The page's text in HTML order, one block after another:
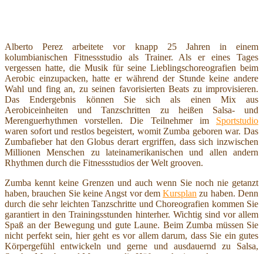
Alberto Perez arbeitete vor knapp 25 Jahren in einem
kolumbianischen Fitnessstudio als Trainer. Als er eines Tages
vergessen hatte, die Musik für seine Lieblingschoreografien beim
Aerobic einzupacken, hatte er während der Stunde keine andere
Wahl und fing an, zu seinen favorisierten Beats zu improvisieren.
Das Endergebnis können Sie sich als einen Mix aus
Aerobiceinheiten und Tanzschritten zu heißen Salsa- und
Merenguerhythmen vorstellen. Die Teilnehmer im Sportstudio
waren sofort und restlos begeistert, womit Zumba geboren war. Das
Zumbafieber hat den Globus derart ergriffen, dass sich inzwischen
Millionen Menschen zu lateinamerikanischen und allen andern
Rhythmen durch die Fitnessstudios der Welt grooven.
Zumba kennt keine Grenzen und auch wenn Sie noch nie getanzt
haben, brauchen Sie keine Angst vor demKursplan zu haben. Denn
durch die sehr leichten Tanzschritte und Choreografien kommen Sie
garantiert in den Trainingsstunden hinterher. Wichtig sind vor allem
Spaß an der Bewegung und gute Laune. Beim Zumba müssen Sie
nicht perfekt sein, hier geht es vor allem darum, dass Sie ein gutes
Körpergefühl entwickeln und gerne und ausdauernd zu Salsa,